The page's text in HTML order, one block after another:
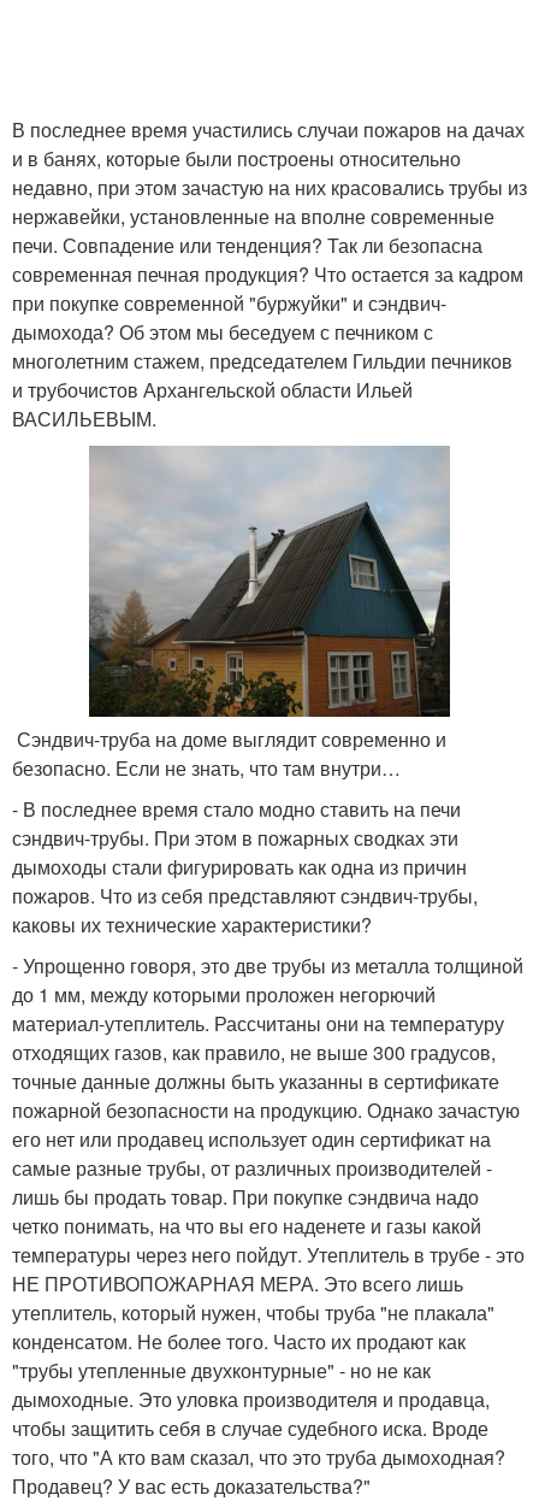
В последнее время участились случаи пожаров на дачах
и в банях, которые были построены относительно
недавно, при этом зачастую на них красовались трубы из
нержавейки, установленные на вполне современные
печи. Совпадение или тенденция? Так ли безопасна
современная печная продукция? Что остается за кадром
при покупке современной "буржуйки" и сэндвич-
дымохода? Об этом мы беседуем с печником с
многолетним стажем, председателем Гильдии печников
и трубочистов Архангельской области Ильей
ВАСИЛЬЕВЫМ.
Сэндвич-труба на доме выглядит современно и
безопасно. Если не знать, что там внутри…
- В последнее время стало модно ставить на печи
сэндвич-трубы. При этом в пожарных сводках эти
дымоходы стали фигурировать как одна из причин
пожаров. Что из себя представляют сэндвич-трубы,
каковы их технические характеристики?
- Упрощенно говоря, это две трубы из металла толщиной
до 1 мм, между которыми проложен негорючий
материал-утеплитель. Рассчитаны они на температуру
отходящих газов, как правило, не выше 300 градусов,
точные данные должны быть указанны в сертификате
пожарной безопасности на продукцию. Однако зачастую
его нет или продавец использует один сертификат на
самые разные трубы, от различных производителей -
лишь бы продать товар. При покупке сэндвича надо
четко понимать, на что вы его наденете и газы какой
температуры через него пойдут. Утеплитель в трубе - это
НЕ ПРОТИВОПОЖАРНАЯ МЕРА. Это всего лишь
утеплитель, который нужен, чтобы труба "не плакала"
конденсатом. Не более того. Часто их продают как
"трубы утепленные двухконтурные" - но не как
дымоходные. Это уловка производителя и продавца,
чтобы защитить себя в случае судебного иска. Вроде
того, что "А кто вам сказал, что это труба дымоходная?
Продавец? У вас есть доказательства?"